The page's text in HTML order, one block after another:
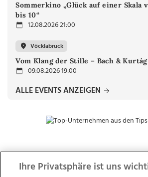
Sommerkino „Glück auf einer Skala
bis 10“
12.08.2026 21:00
Vöcklabruck
Vom Klang der Stille – Bach & Kurtág
09.08.2026 19:00
ALLE EVENTS ANZEIGEN
ZUR
Ihre Privatsphäre ist uns